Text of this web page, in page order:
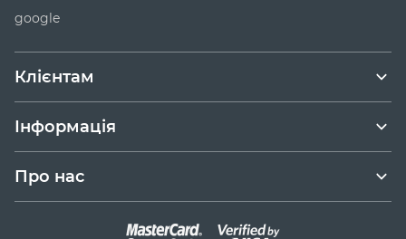
google
Клієнтам
Інформація
Про нас